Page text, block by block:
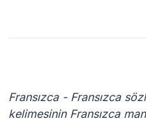
Fransızca - Fransızca
kelimesinin Fransızca